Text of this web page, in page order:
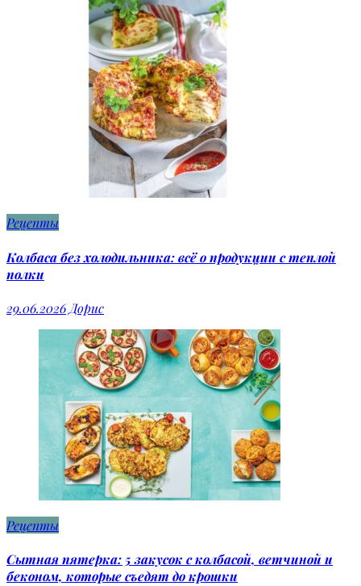
Рецепты
Колбаса без холодильника: всё о продукции с теплой
полки
29.06.2026 Дорис
Рецепты
Сытная пятерка: 5 закусок с колбасой, ветчиной и
беконом, которые съедят до крошки